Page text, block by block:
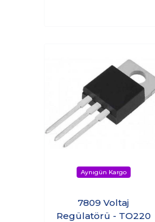
7809 Voltaj
Regülatörü - TO220